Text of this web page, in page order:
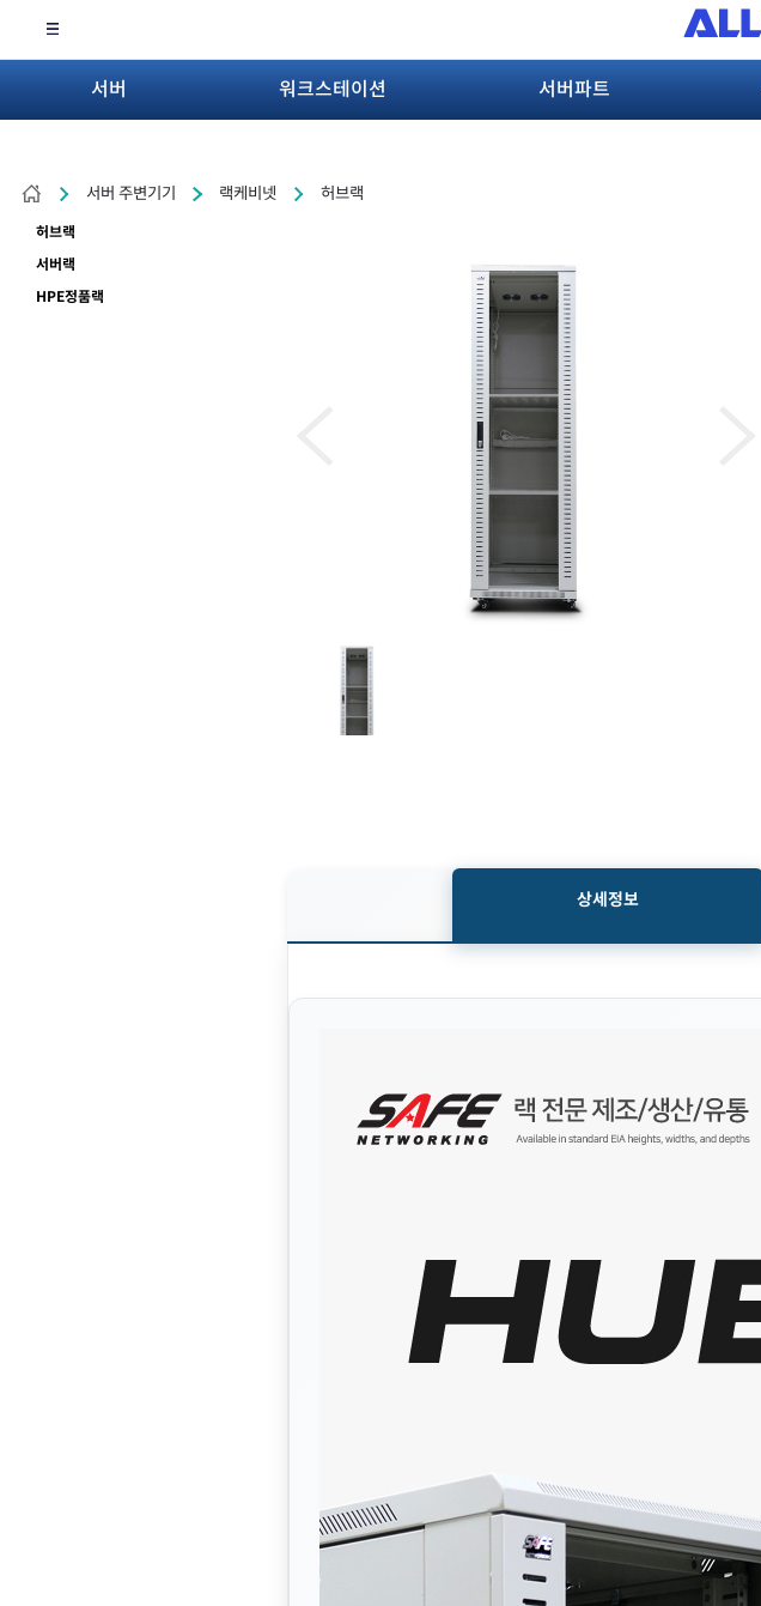
서버 워크스테이션 서버파트
서버 주변기기 랙케비넷 허브랙
허브랙
서버랙
HPE정품랙
상세정보